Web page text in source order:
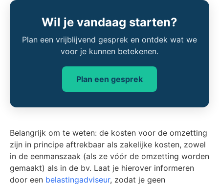
Wil je vandaag starten?
Plan een vrijblijvend gesprek en ontdek wat we
voor je kunnen betekenen.
Plan een gesprek
Belangrijk om te weten: de kosten voor de omzetting
zijn in principe aftrekbaar als zakelijke kosten, zowel
in de eenmanszaak (als ze vóór de omzetting worden
gemaakt) als in de bv. Laat je hierover informeren
door een belastingadviseur, zodat je geen